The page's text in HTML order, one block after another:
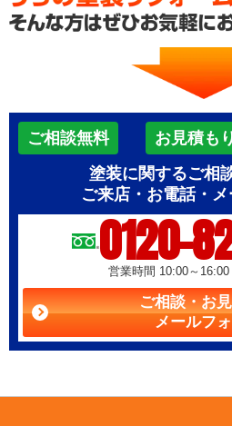
ご相談無料 お見積も
塗装に関するご相
ご来店・お電話・メ
0120-
営業時間 10:00～16:00
ご相談・お
メールフ